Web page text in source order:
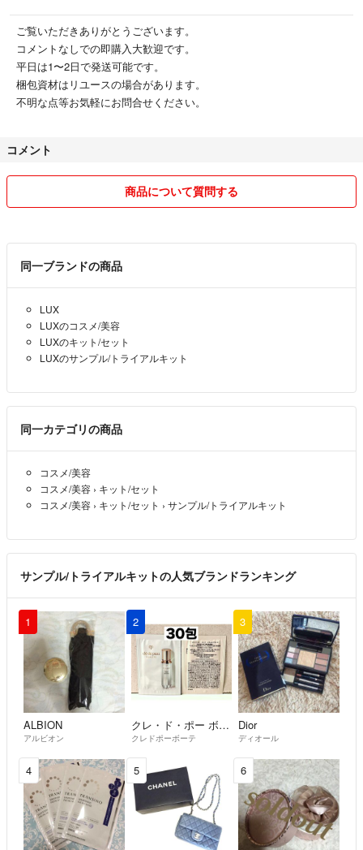
ご覧いただきありがとうございます。
コメントなしでの即購入大歓迎です。
平日は1〜2日で発送可能です。
梱包資材はリユースの場合があります。
不明な点等お気軽にお問合せください。
コメント
商品について質問する
同一ブランドの商品
LUX
LUXのコスメ/美容
LUXのキット/セット
LUXのサンプル/トライアルキット
同一カテゴリの商品
コスメ/美容
コスメ/美容 › キット/セット
コスメ/美容 › キット/セット › サンプル/トライアルキット
サンプル/トライアルキットの人気ブランドランキング
1
ALBION
アルビオン
2
クレ・ド・ポー ボーテ
クレドポーボーテ
3
Dior
ディオール
4 5 6